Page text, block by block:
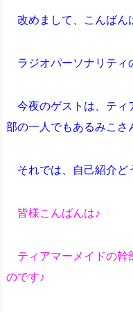
改めまして、こんばん
ラジオパーソナリティ
今夜のゲストは、ティ
部の一人でもあるみこさ
それでは、自己紹介ど
皆様こんばんは♪
ティアマーメイドの幹
のです♪